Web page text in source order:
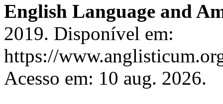
English Language and
2019. Disponível em:
https://
Acesso em: 10 aug. 2026.